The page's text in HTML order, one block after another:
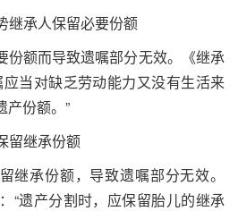
继承人保留必要份额
份额而导致遗嘱部分无效。《继承
应当对缺乏劳动能力又没有生活来
产份额。”
留继承份额
继承份额，导致遗嘱部分无效。
“遗产分割时，应保留胎儿的继承